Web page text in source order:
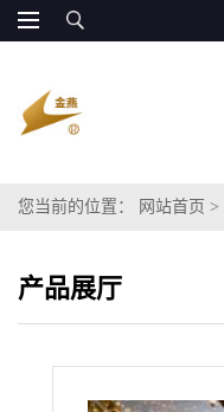
您当前的位置： 网站首页 >
产品展厅